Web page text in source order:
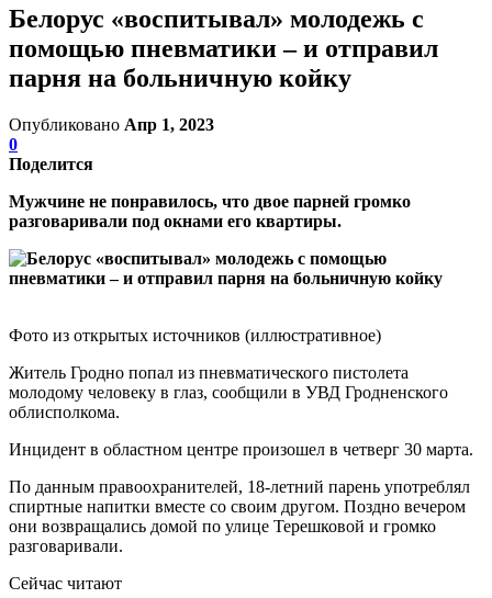
Белорус «воспитывал» молодежь с
помощью пневматики – и отправил
парня на больничную койку
Опубликовано Апр 1, 2023
0
Поделится
Мужчине не понравилось, что двое парней громко
разговаривали под окнами его квартиры.
Фото из открытых источников (иллюстративное)
Житель Гродно попал из пневматического пистолета
молодому человеку в глаз, сообщили в УВД Гродненского
облисполкома.
Инцидент в областном центре произошел в четверг 30 марта.
По данным правоохранителей, 18-летний парень употреблял
спиртные напитки вместе со своим другом. Поздно вечером
они возвращались домой по улице Терешковой и громко
разговаривали.
Сейчас читают